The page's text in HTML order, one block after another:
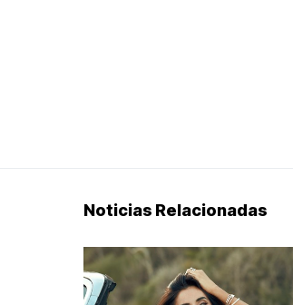
Noticias Relacionadas